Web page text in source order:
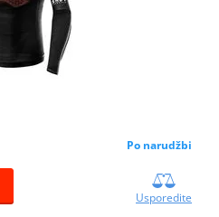
Po narudžbi
Usporedite